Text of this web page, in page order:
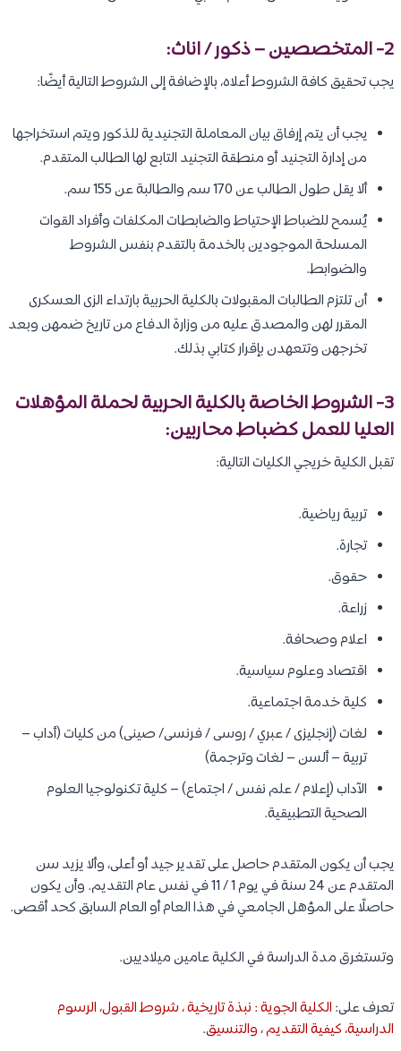
2- المتخصصين – ذكور / اناث:
يجب تحقيق كافة الشروط أعلاه، بالإضافة إلى الشروط التالية أيضًا:
يجب أن يتم إرفاق بيان المعاملة التجنيدية للذكور ويتم استخراجها
من إدارة التجنيد أو منطقة التجنيد التابع لها الطالب المتقدم.
ألا يقل طول الطالب عن 170 سم والطالبة عن 155 سم.
يُسمح للضباط الإحتياط والضابطات المكلفات وأفراد القوات
المسلحة الموجودين بالخدمة بالتقدم بنفس الشروط
والضوابط.
أن تلتزم الطالبات المقبولات بالكلية الحربية بارتداء الزى العسكرى
المقرر لهن والمصدق عليه من وزارة الدفاع من تاريخ ضمهن وبعد
تخرجهن وتتعهدن بإقرار كتابي بذلك.
3- الشروط الخاصة بالكلية الحربية لحملة المؤهلات
العليا للعمل كضباط محاربين:
تقبل الكلية خريجي الكليات التالية:
تربية رياضية.
تجارة.
حقوق.
زراعة.
اعلام وصحافة.
اقتصاد وعلوم سياسية.
كلية خدمة اجتماعية.
لغات (إنجليزى / عبري / روسى / فرنسى/ صينى) من كليات (أداب –
تربية – ألسن – لغات وترجمة)
الآداب (إعلام / علم نفس / اجتماع) – كلية تكنولوجيا العلوم
الصحية التطبيقية.
يجب أن يكون المتقدم حاصل على تقدير جيد أو أعلى، وألا يزيد سن
المتقدم عن 24 سنة في يوم 1 / 11 في نفس عام التقديم. وأن يكون
حاصلًا على المؤهل الجامعي في هذا العام أو العام السابق كحد أقصى.
وتستغرق مدة الدراسة في الكلية عامين ميلاديين.
تعرف على: الكلية الجوية : نبذة تاريخية ، شروط القبول، الرسوم
الدراسية، كيفية التقديم ، والتنسيق.